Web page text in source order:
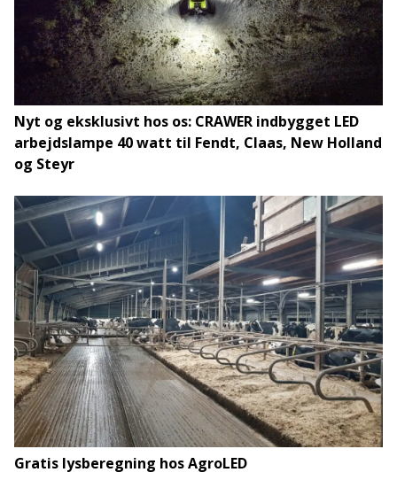
Nyt og eksklusivt hos os: CRAWER indbygget LED
arbejdslampe 40 watt til Fendt, Claas, New Holland
og Steyr
Gratis lysberegning hos AgroLED